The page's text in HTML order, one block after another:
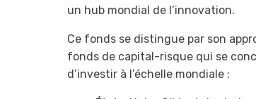
un hub mondial de l’innovation.
Ce fonds se distingue par son
fonds de capital-risque qui se
d’investir à l’échelle mondiale :